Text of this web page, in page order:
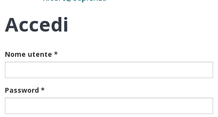
Salta
Accedi
Nome utente *
Password *